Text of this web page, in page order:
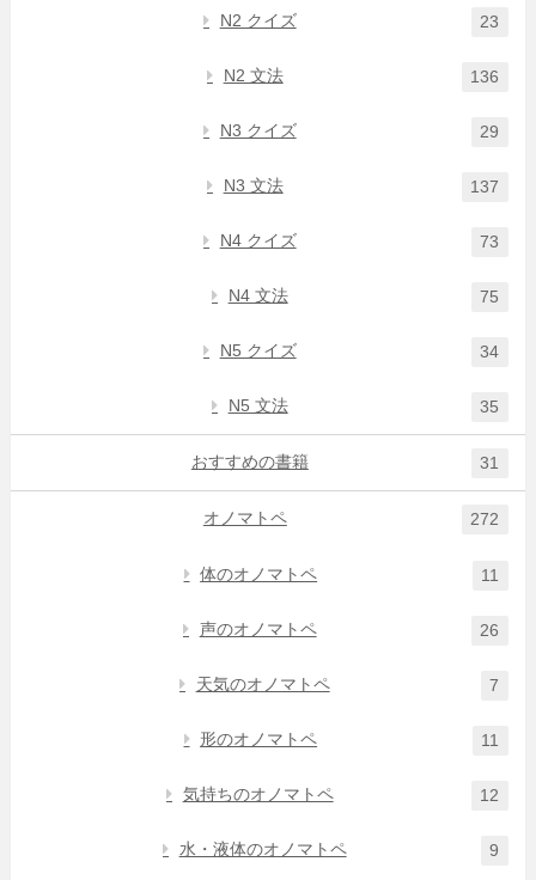
N2 クイズ 23
N2 文法 136
N3 クイズ 29
N3 文法 137
N4 クイズ 73
N4 文法 75
N5 クイズ 34
N5 文法 35
おすすめの書籍 31
オノマトペ 272
体のオノマトペ 11
声のオノマトペ 26
天気のオノマトペ 7
形のオノマトペ 11
気持ちのオノマトペ 12
水・液体のオノマトペ 9